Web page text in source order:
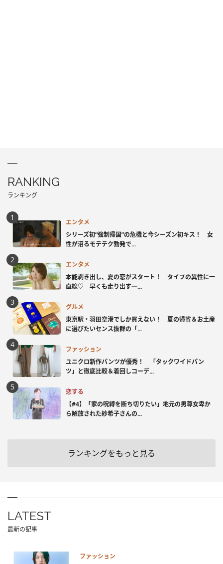
RANKING
ランキング
エンタメ
シリーズ初“強制帰国”の危機と今シーズン初キス！ 女
性が沼るモテテク勃発で...
エンタメ
本能剥き出し、夏の恋がスタート！ タイプの異性に一
直線♡ 早くも走り出す一...
グルメ
東京駅・羽田空港でしか買えない！ 夏の帰省＆お土産
に選びたいセンス抜群の「...
ファッション
ユニクロ新作パンツが優秀！ 「タックワイドパン
ツ」と徹底比較＆着回しコーデ...
恋する
【#4】「家の呪縛を断ち切りたい」地元の男尊女卑か
ら解放された紗希子さんの...
ランキングをもっと見る
LATEST
最新の記事
ファッション